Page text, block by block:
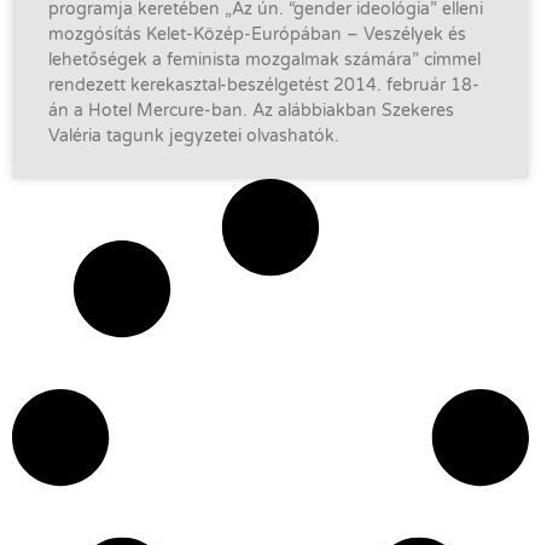
programja keretében „Az ún. “gender ideológia” elleni
mozgósítás Kelet-Közép-Európában – Veszélyek és
lehetőségek a feminista mozgalmak számára” címmel
rendezett kerekasztal-beszélgetést 2014. február 18-
án a Hotel Mercure-ban. Az alábbiakban Szekeres
Valéria tagunk jegyzetei olvashatók.